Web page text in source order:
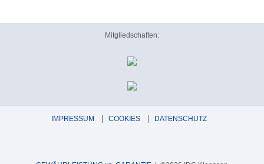
Mitgliedschaften:
IMPRESSUM COOKIES DATENSCHUTZ